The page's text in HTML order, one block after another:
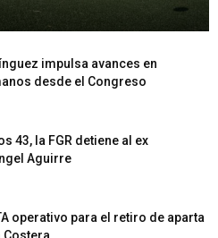
impulsa avances en
desde el Congreso
43, la FGR detiene al ex
Aguirre
operativo para el retiro de aparta
Costera